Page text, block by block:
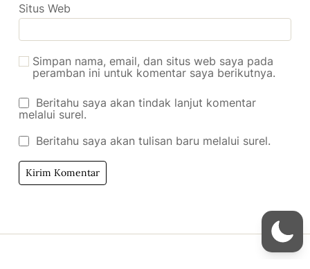
Situs Web
Simpan nama, email, dan situs web saya pada
peramban ini untuk komentar saya berikutnya.
Beritahu saya akan tindak lanjut komentar
melalui surel.
Beritahu saya akan tulisan baru melalui surel.